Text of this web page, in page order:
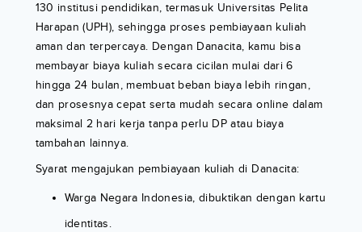
130 institusi pendidikan, termasuk Universitas Pelita
Harapan (UPH), sehingga proses pembiayaan kuliah
aman dan terpercaya. Dengan Danacita, kamu bisa
membayar biaya kuliah secara cicilan mulai dari 6
hingga 24 bulan, membuat beban biaya lebih ringan,
dan prosesnya cepat serta mudah secara online dalam
maksimal 2 hari kerja tanpa perlu DP atau biaya
tambahan lainnya.
Syarat mengajukan pembiayaan kuliah di Danacita:
Warga Negara Indonesia, dibuktikan dengan kartu
identitas.